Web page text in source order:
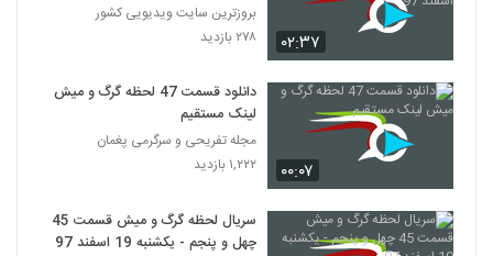
۰۲:۳۷
بروزترین سایت ویدیویی کشور
۲۷۸ بازدید
۰۰:۰۷
دانلود قسمت 47 لحظه گرگ و میش
لینک مستقیم
مجله تفریحی و سرگرمی پغمان
۱,۲۲۲ بازدید
سریال لحظه گرگ و میش قسمت 45
چهل و پنجم - یکشنبه 19 اسفند 97